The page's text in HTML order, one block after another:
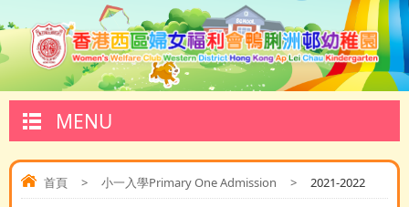
MENU
首頁 > 小一入學Primary One Admission > 2021-2022